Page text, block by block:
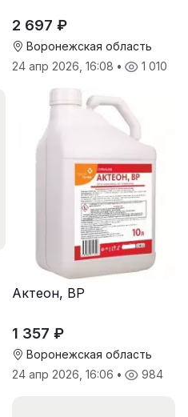
2 697 ₽
Воронежская область
24 апр 2026, 16:08 • 1 010
Актеон, ВР
1 357 ₽
Воронежская область
24 апр 2026, 16:06 • 984